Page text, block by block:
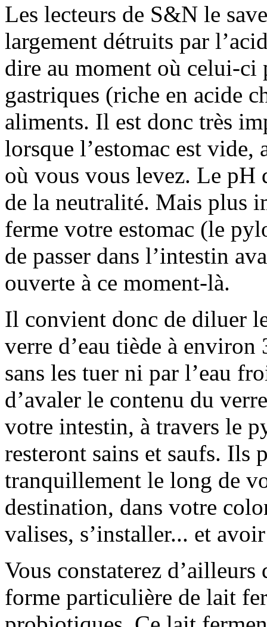
Les lecteurs de S&N le
largement détruits par
dire au moment où celui-ci
gastriques (riche en acide
aliments. Il est donc très
lorsque l’estomac est
où vous vous levez. Le pH
de la neutralité. Mais plus
ferme votre estomac (le
de passer dans l’intestin
ouverte à ce moment-là.
Il convient donc de diluer
verre d’eau tiède à
sans les tuer ni par l’eau
d’avaler le contenu du
votre intestin, à travers le
resteront sains et saufs. Ils
tranquillement le long de
destination, dans votre
valises, s’installer... et
Vous constaterez
forme particulière de lait